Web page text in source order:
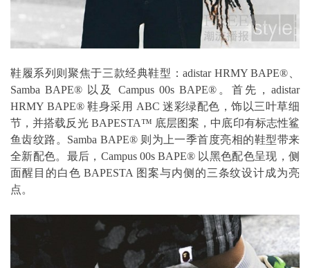
鞋履系列则聚焦于三款经典鞋型：adistar HRMY BAPE®、
Samba BAPE® 以及 Campus 00s BAPE®。首先，adistar
HRMY BAPE® 鞋身采用 ABC 迷彩绿配色，饰以三叶草细
节，并搭载反光 BAPESTA™ 底层图案，中底印有标志性鲨
鱼齿纹路。Samba BAPE® 则为上一季首度亮相的鞋型带来
全新配色。最后，Campus 00s BAPE® 以黑色配色呈现，侧
面醒目的白色 BAPESTA 图案与内侧的三条纹设计成为亮
点。